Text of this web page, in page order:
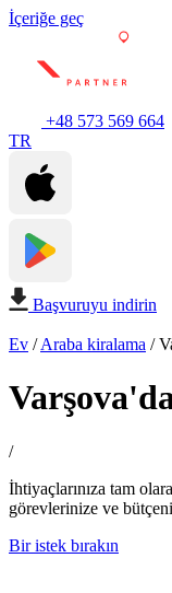
İçeriğe geç
+48 573 569 664
TR
Başvuruyu indirin
Ev /Araba kiralama /
/
İhtiyaçlarınıza tam
görevlerinize ve
Bir istek bırakın